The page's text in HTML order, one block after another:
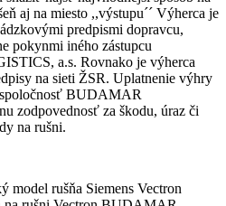
aj na miesto ,,výstupu´´ Výherca je
predpismi dopravcu,
pokynmi iného zástupcu
a.s. Rovnako je výherca
na sieti ŽSR. Uplatnenie výhry
BUDAMAR
zodpovednosť za škodu, úraz či
na rušni.
model rušňa Siemens Vectron